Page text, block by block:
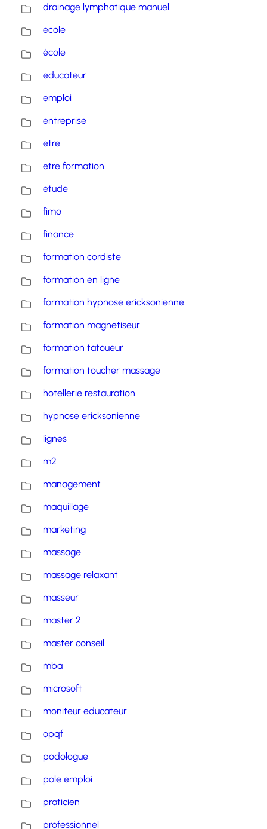
drainage lymphatique manuel
ecole
école
educateur
emploi
entreprise
etre
etre formation
etude
fimo
finance
formation cordiste
formation en ligne
formation hypnose ericksonienne
formation magnetiseur
formation tatoueur
formation toucher massage
hotellerie restauration
hypnose ericksonienne
lignes
m2
management
maquillage
marketing
massage
massage relaxant
masseur
master 2
master conseil
mba
microsoft
moniteur educateur
opqf
podologue
pole emploi
praticien
professionnel